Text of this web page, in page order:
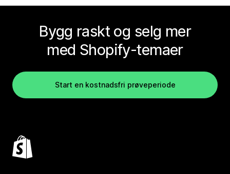
Bygg raskt og selg mer
med Shopify-temaer
Start en kostnadsfri prøveperiode